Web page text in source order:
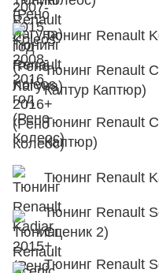
Тюнинг Renault
Тюнинг Renault
Каптур Каптюр)
Тюнинг Renault
Каптюр)
Тюнинг Renault
Тюнинг Renault
Сценик 2)
Тюнинг Renault